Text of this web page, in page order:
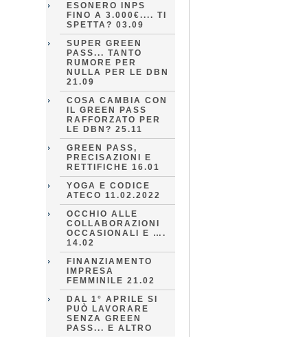
ESONERO INPS
FINO A 3.000€.... TI
SPETTA? 03.09
SUPER GREEN
PASS... TANTO
RUMORE PER
NULLA PER LE DBN
21.09
COSA CAMBIA CON
IL GREEN PASS
RAFFORZATO PER
LE DBN? 25.11
GREEN PASS,
PRECISAZIONI E
RETTIFICHE 16.01
YOGA E CODICE
ATECO 11.02.2022
OCCHIO ALLE
COLLABORAZIONI
OCCASIONALI E ….
14.02
FINANZIAMENTO
IMPRESA
FEMMINILE 21.02
DAL 1° APRILE SI
PUÒ LAVORARE
SENZA GREEN
PASS... E ALTRO